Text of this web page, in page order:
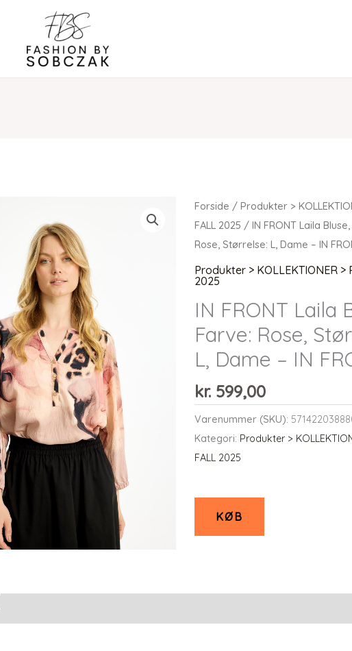
Forside /Produkter >
FALL 2025 / IN FRONT Laila
Rose, Størrelse: L, Dame – IN
Produkter > KOLLEKTIONER >
2025
IN FRONT Laila
Farve: Rose,
L, Dame – IN
kr. 599,00
Varenummer (SKU):
Kategori: Produkter >
FALL 2025
KØB